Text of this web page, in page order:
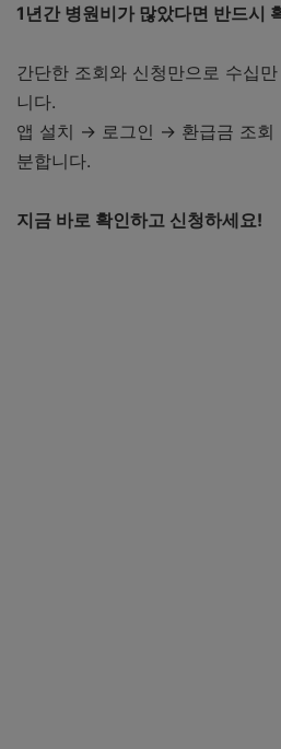
1년간 병원비가 많았다면 반드시
간단한 조회와 신청만으로 수십
니다.
앱 설치 → 로그인 → 환급금 조회
분합니다.
지금 바로 확인하고 신청하세요!